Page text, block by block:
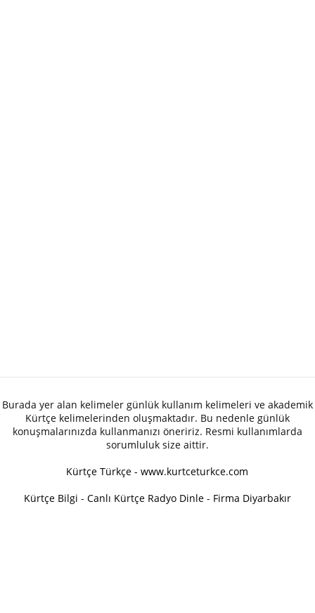
Burada yer alan kelimeler günlük kullanım kelimeleri ve akademik
Kürtçe kelimelerinden oluşmaktadır. Bu nedenle günlük
konuşmalarınızda kullanmanızı öneririz. Resmi kullanımlarda
sorumluluk size aittir.
Kürtçe Türkçe - www.kurtceturkce.com
Kürtçe Bilgi - Canlı Kürtçe Radyo Dinle - Firma Diyarbakır